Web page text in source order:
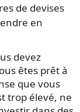
de devises
en
devez
êtes prêt à
que vous
trop élevé, ne